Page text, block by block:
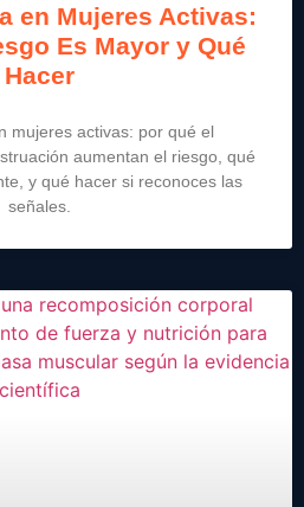
en Mujeres Activas:
Es Mayor y Qué
Hacer
mujeres activas: por qué el
aumentan el riesgo, qué
y qué hacer si reconoces las
señales.